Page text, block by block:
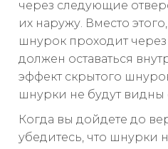
через следующие
их наружу. Вместо
шнурок проходит через
должен оставаться
эффект скрытого
шнурки не будут видны
Когда вы дойдете до
убедитесь, что шнурки